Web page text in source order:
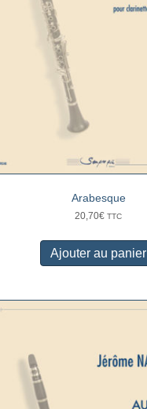
Arabesque
20,70€ TTC
Ajouter au panier